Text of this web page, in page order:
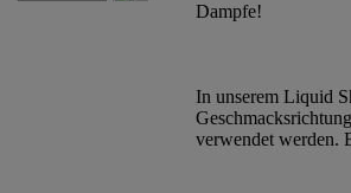
Dampfe!
In unserem Liquid
verwendet werden.